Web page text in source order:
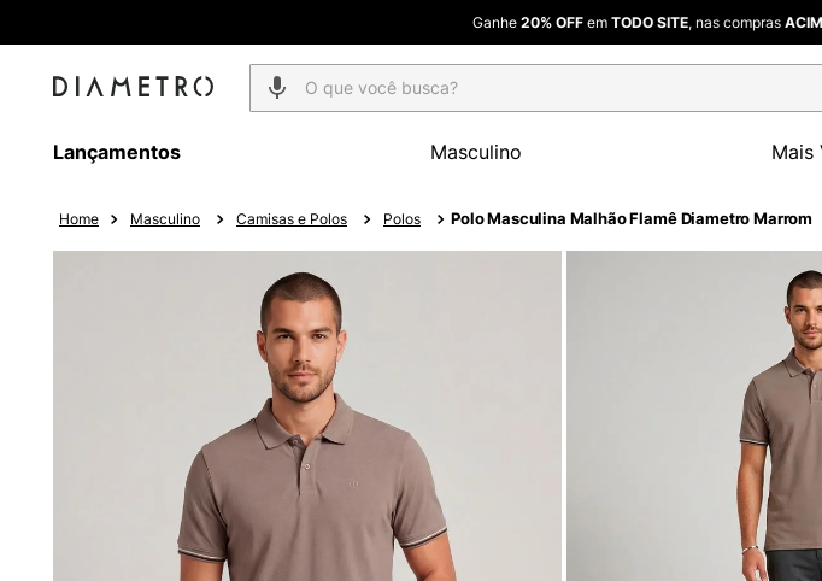
Ganhe 20% OFF em TODO SITE, nas compras
O que você busca?
Lançamentos Masculino Mais
Masculino Camisas e Polos Polos Polo Masculina Malhão Flamê Diametro Marrom